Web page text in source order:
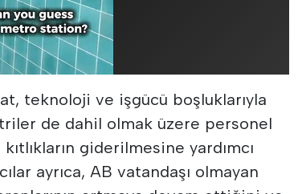
teknoloji ve işgücü boşluklarıyla
de dahil olmak üzere personel
giderilmesine yardımcı
ayrıca, AB vatandaşı olmayan